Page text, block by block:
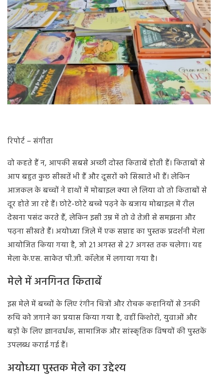
रिपोर्ट – संगीता
वो कहते हैं न, आपकी सबसे अच्छी दोस्त किताबें होती हैं। किताबों से
आप बहुत कुछ सीखतें भी हैं और दूसरों को सिखाते भी हैं। लेकिन
आजकल के बच्चों ने हाथों में मोबाइल क्या ले लिया वो तो किताबों से
दूर होते जा रहे हैं। छोटे-छोटे बच्चे पढ़ने के बजाय मोबाइल में रील
देखना पसंद करते हैं, लेकिन इसी उम्र में तो वे तेजी से समझना और
पढ़ना सीखते हैं। अयोध्या जिले में एक सप्ताह का पुस्तक प्रदर्शनी मेला
आयोजित किया गया है, जो 21 अगस्त से 27 अगस्त तक चलेगा। यह
मेला के.एस. साकेत पी.जी. कॉलेज में लगाया गया है।
मेले में अनगिनत किताबें
इस मेले में बच्चों के लिए रंगीन चित्रों और रोचक कहानियों से उनकी
रुचि को जगाने का प्रयास किया गया है, वहीं किशोरों, युवाओं और
बड़ों के लिए ज्ञानवर्धक, सामाजिक और सांस्कृतिक विषयों की पुस्तकें
उपलब्ध कराई गई हैं।
अयोध्या पुस्तक मेले का उद्देश्य